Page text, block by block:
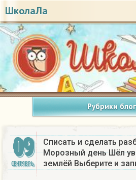
ШколаЛа
Рубрики
09
СЕНТЯБРЬ
Списать и сделать
Морозный день Шёл
землёй Выберите и